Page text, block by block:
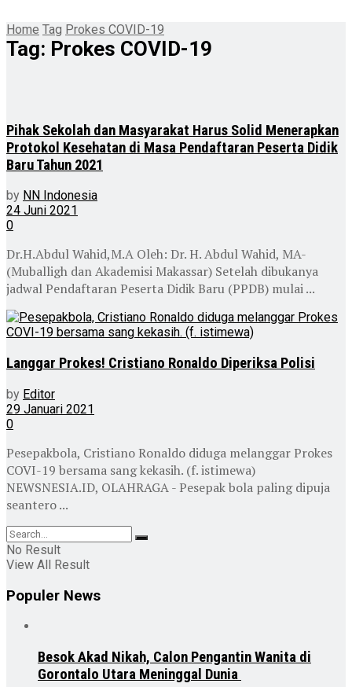
Home Tag Prokes COVID-19
Tag: Prokes COVID-19
Pihak Sekolah dan Masyarakat Harus Solid Menerapkan
Protokol Kesehatan di Masa Pendaftaran Peserta Didik
Baru Tahun 2021
by NN Indonesia
24 Juni 2021
0
Dr.H.Abdul Wahid,M.A Oleh: Dr. H. Abdul Wahid, MA-
(Muballigh dan Akademisi Makassar) Setelah dibukanya
jadwal Pendaftaran Peserta Didik Baru (PPDB) mulai ...
Langgar Prokes! Cristiano Ronaldo Diperiksa Polisi
by Editor
29 Januari 2021
0
Pesepakbola, Cristiano Ronaldo diduga melanggar Prokes
COVI-19 bersama sang kekasih. (f. istimewa)
NEWSNESIA.ID, OLAHRAGA - Pesepak bola paling dipuja
seantero ...
No Result
View All Result
Populer News
Besok Akad Nikah, Calon Pengantin Wanita di
Gorontalo Utara Meninggal Dunia